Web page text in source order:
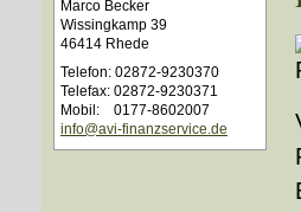
Marco Becker
Wissingkamp 39
46414 Rhede
Telefon: 02872-9230370
Telefax: 02872-9230371
Mobil: 0177-8602007
info@avi-finanzservice.de